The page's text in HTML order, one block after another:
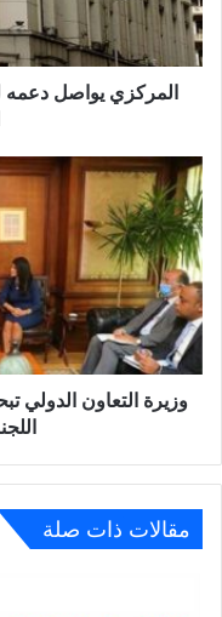
انتهاء
فترة
تأجيل
الاستحقاقات
المركزي يواصل دعمه
وزيرة
التعاون
الدولي
تبحث
مع
السفير
العراقي
ترتيبات
انعقاد
اللجنة
وزيرة التعاون الدولي
مقالات ذات صلة